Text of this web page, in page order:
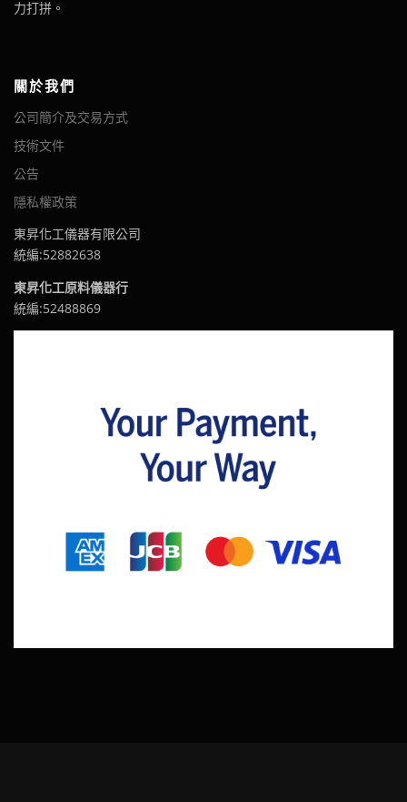
力打拼。
關於我們
公司簡介及交易方式
技術文件
公告
隱私權政策
東昇化工儀器有限公司
統編:52882638
東昇化工原料儀器行
統編:52488869